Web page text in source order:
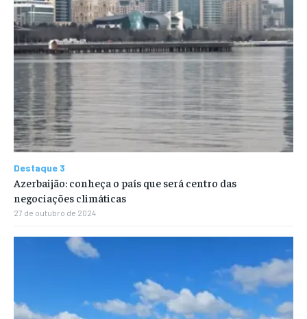
Destaque 3
Azerbaijão: conheça o país que será centro das
negociações climáticas
27 de outubro de 2024